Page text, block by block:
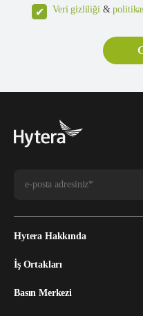
Veri gizliliği&
Hytera Hakkında
İş Ortakları
Basın Merkezi